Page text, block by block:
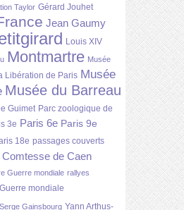
Taylor Gérard Jouhet
Jean Gaumy
Louis XIV
Montmartre Musée
Libération de Paris Musée
Musée du Barreau
Guimet Parc zoologique de
3e Paris 6e Paris 9e
18e passages couverts
Comtesse de Caen
Guerre mondiale rallyes
mondiale
Serge Gainsbourg Yann Arthus-